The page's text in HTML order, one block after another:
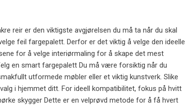
reir er den viktigste avgjørelsen du må ta når du skal
feil fargepalett. Derfor er det viktig å velge den ideelle
for å velge interiørmaling for å skape det mest
en smart fargepalett Du må være forsiktig når du
utformede møbler eller et viktig kunstverk. Slike
i hjemmet ditt. For ideell kompatibilitet, fokus på hvitt
skygger Dette er en velprøvd metode for å få hvert